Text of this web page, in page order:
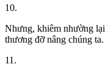
10.
Nhưng, khiêm nhường lại
thương đỡ nâng chúng ta.
11.